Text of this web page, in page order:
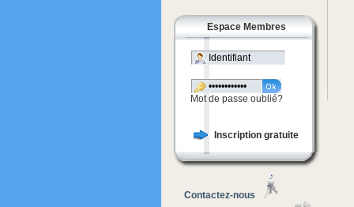
Espace Membres
Mot de passe oublié?
Inscription gratuite
Contactez-nous